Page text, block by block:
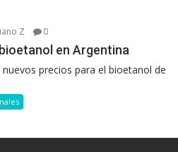
Z 0
en Argentina
precios para el bioetanol de